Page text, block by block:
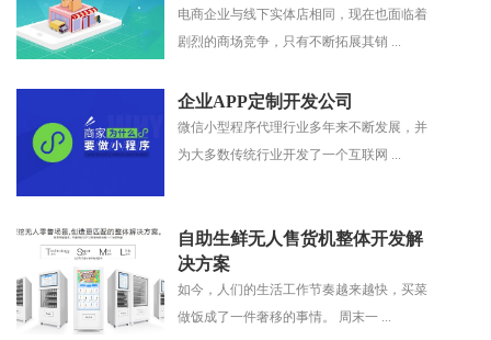
电商企业与线下实体店相同，现在也面临着
剧烈的商场竞争，只有不断拓展其销 ...
企业APP定制开发公司
微信小型程序代理行业多年来不断发展，并
为大多数传统行业开发了一个互联网 ...
自助生鲜无人售货机整体开发解
决方案
如今，人们的生活工作节奏越来越快，买菜
做饭成了一件奢移的事情。 周末一 ...